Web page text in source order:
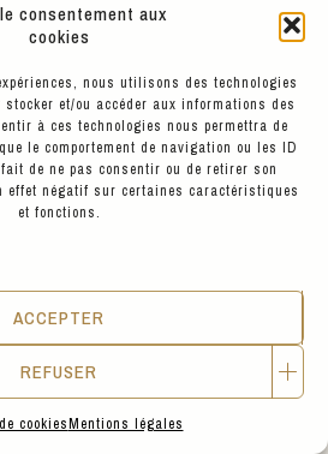
consentement aux
cookies
nous utilisons des technologies
et/ou accéder aux informations des
à ces technologies nous permettra de
le comportement de navigation ou les ID
de ne pas consentir ou de retirer son
effet négatif sur certaines caractéristiques
et fonctions.
ACCEPTER
REFUSER
cookiesMentions légales
55€
VERRES GRIS GREY